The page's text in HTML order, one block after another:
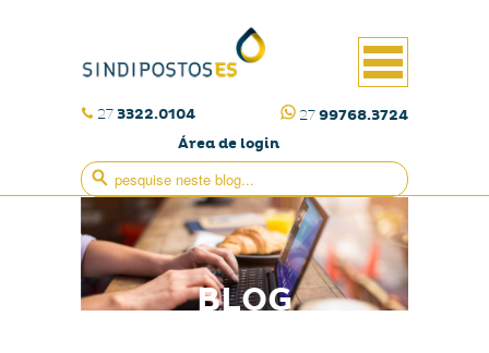
27 3322.0104 27 99768.3724
Área de login
BLOG